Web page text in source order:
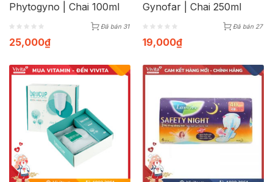
Phytogyno | Chai 100ml
Đã bán 31
25,000₫
Gynofar | Chai 250ml
Đã bán 27
19,000₫